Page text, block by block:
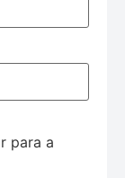
para a